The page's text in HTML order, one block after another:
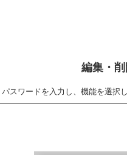
編集・
パスワードを入力し、機能を選択